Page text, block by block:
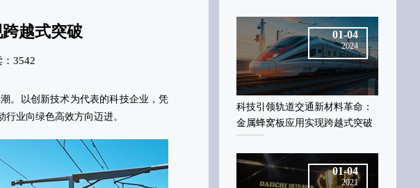
越式突破
3542
。以创新技术为代表的科技企业，凭
业向绿色高效方向迈进‌。
科技引领轨道交通新材料革命：
金属蜂窝板应用实现跨越式突破
01-04
2024
科技引领轨道交通新材料革命：
金属蜂窝板应用实现跨越式突破
01-04
2021